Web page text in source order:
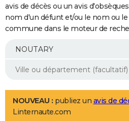
Retraite
Epargne
Immobilier
Risques naturels par ville
Banque
Assurance
AUTO
Essais
Réserver un essai
Citadines
Berlines
SUV
Forum auto
+
Mobiles
Meilleur smartphone
Internet
Ordinateurs
Jeux vidéo
Guide high-tech
Aménagement intérieur
LIFESTYLE
Art de vivre
Bien-être
Loisirs
Mode
Modes de vie
avis de décès ou un avis
nom d'un défunt et/ou le nom ou
commune dans le moteur de
NOUVEAU : publiez un avis de
Linternaute.com